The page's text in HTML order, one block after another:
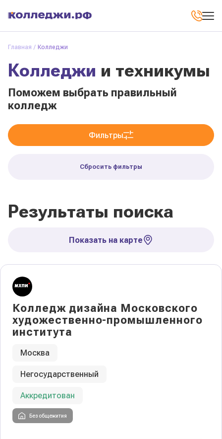
Главная Колледжи
Колледжи и техникумы
Поможем выбрать правильный
колледж
Фильтры
Сбросить фильтры
Результаты поиска
Показать на карте
Колледж дизайна Московского
художественно-промышленного
института
Москва
Негосударственный
Аккредитован
Без общежития